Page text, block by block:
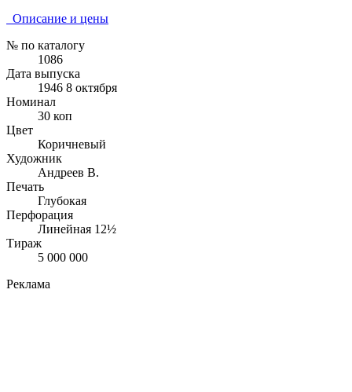
Описание и цены
№ по каталогу
1086
Дата выпуска
1946 8 октября
Номинал
30 коп
Цвет
Коричневый
Художник
Андреев В.
Печать
Глубокая
Перфорация
Линейная 12½
Тираж
5 000 000
Реклама